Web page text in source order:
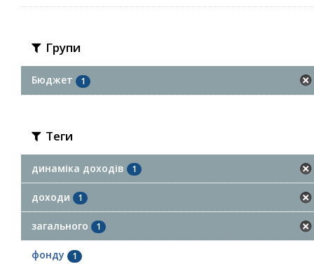
Групи
Бюджет 1
Теги
динаміка доходів 1
доходи 1
загального 1
фонду 1